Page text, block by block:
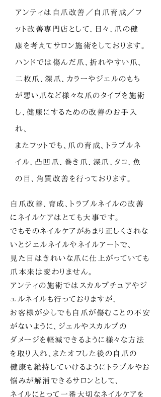
アンティは自爪改善／自爪育成／フ
ット改善専門店として、日々、爪の健
康を考えてサロン施術をしております。
ハンドでは傷んだ爪、折れやすい爪、
二枚爪、深爪、カラーやジェルのもち
が悪い爪など様々な爪のタイプを施術
し、健康にするための改善のお手入
れ、
またフットでも、爪の育成、トラブルネ
イル、凸凹爪、巻き爪、深爪、タコ、魚
の目、角質改善を行っております。
自爪改善、育成、トラブルネイルの改善
にネイルケアはとても大事です。
でもそのネイルケアがあまり正しくされな
いとジェルネイルやネイルアートで、
見た目はきれいな爪に仕上がっていても
爪本来は変わりません。
アンティの施術ではスカルプチュアやジ
ェルネイルも行っておりますが、
お客様が少しでも自爪が傷むことの不安
がないように、ジェルやスカルプの
ダメージを軽減できるように様々な方法
を取り入れ、またオフした後の自爪の
健康も維持していけるようにトラブルやお
悩みが解消できるサロンとして、
ネイルにとって一番大切なネイルケアを